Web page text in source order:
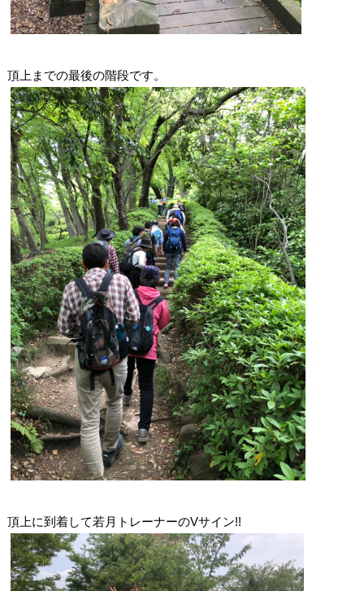
頂上までの最後の階段です。
頂上に到着して若月トレーナーのVサイン!!